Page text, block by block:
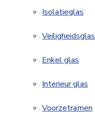
Isolatieglas
Veiligheidsglas
Enkel glas
Interieur glas
Voorzetramen